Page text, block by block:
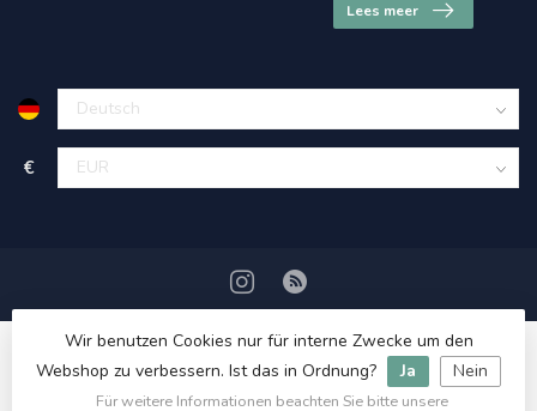
Lees meer
€
Wir benutzen Cookies nur für interne Zwecke um den
Webshop zu verbessern. Ist das in Ordnung?
Ja Nein
Für weitere Informationen beachten Sie bitte unsere